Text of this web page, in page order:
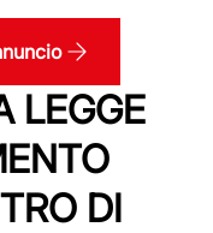
LEGGE
DI